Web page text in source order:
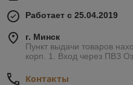
правильней купить емкость
Работает с 25.04.2019
г. Минск
Пункт выдачи товаров
корп. 1. Вход через ПВЗ
Контакты